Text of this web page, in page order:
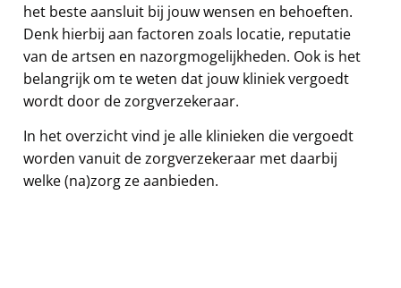
het beste aansluit bij jouw wensen en behoeften.
Denk hierbij aan factoren zoals locatie, reputatie
van de artsen en nazorgmogelijkheden. Ook is het
belangrijk om te weten dat jouw kliniek vergoedt
wordt door de zorgverzekeraar.
In het overzicht vind je alle klinieken die vergoedt
worden vanuit de zorgverzekeraar met daarbij
welke (na)zorg ze aanbieden.